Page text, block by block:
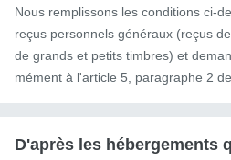
Nous remplissons les conditions ci-
reçus personnels généraux (reçus
de grands et petits timbres) et
mément à l'article 5, paragraphe 2
D'après les hébergements